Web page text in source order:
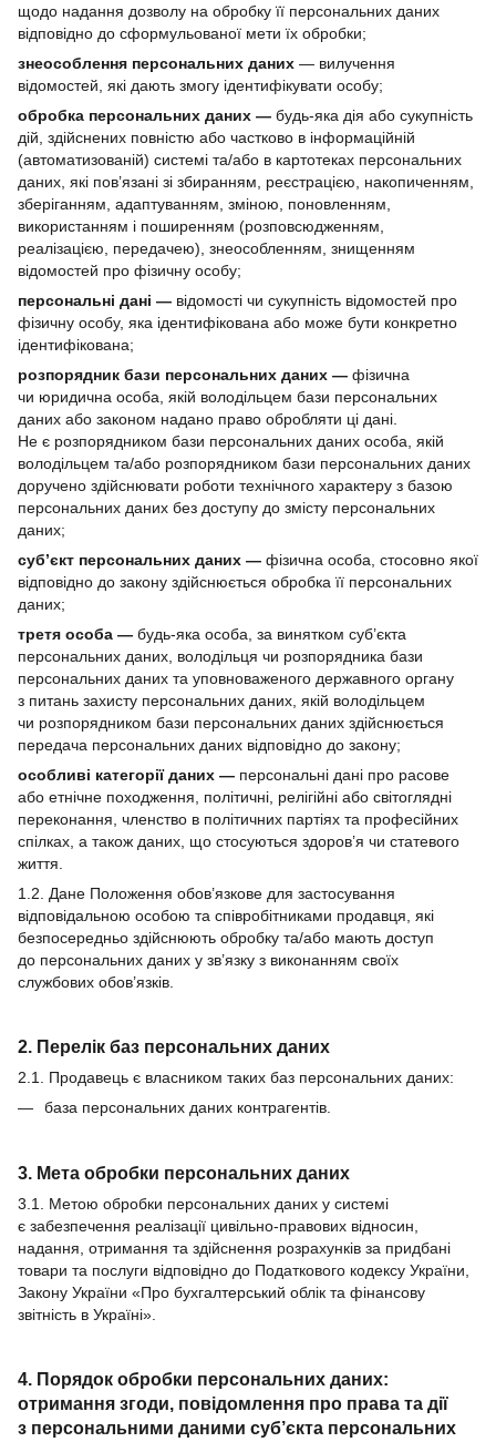
щодо надання дозволу на обробку її персональних даних
відповідно до сформульованої мети їх обробки;
знеособлення персональних даних — вилучення
відомостей, які дають змогу ідентифікувати особу;
обробка персональних даних — будь-яка дія або сукупність
дій, здійснених повністю або частково в інформаційній
(автоматизованій) системі та/або в картотеках персональних
даних, які пов’язані зі збиранням, реєстрацією, накопиченням,
зберіганням, адаптуванням, зміною, поновленням,
використанням і поширенням (розповсюдженням,
реалізацією, передачею), знеособленням, знищенням
відомостей про фізичну особу;
персональні дані — відомості чи сукупність відомостей про
фізичну особу, яка ідентифікована або може бути конкретно
ідентифікована;
розпорядник бази персональних даних — фізична
чи юридична особа, якій володільцем бази персональних
даних або законом надано право обробляти ці дані.
Не є розпорядником бази персональних даних особа, якій
володільцем та/або розпорядником бази персональних даних
доручено здійснювати роботи технічного характеру з базою
персональних даних без доступу до змісту персональних
даних;
суб’єкт персональних даних — фізична особа, стосовно якої
відповідно до закону здійснюється обробка її персональних
даних;
третя особа — будь-яка особа, за винятком суб’єкта
персональних даних, володільця чи розпорядника бази
персональних даних та уповноваженого державного органу
з питань захисту персональних даних, якій володільцем
чи розпорядником бази персональних даних здійснюється
передача персональних даних відповідно до закону;
особливі категорії даних — персональні дані про расове
або етнічне походження, політичні, релігійні або світоглядні
переконання, членство в політичних партіях та професійних
спілках, а також даних, що стосуються здоров’я чи статевого
життя.
1.2. Дане Положення обов’язкове для застосування
відповідальною особою та співробітниками продавця, які
безпосередньо здійснюють обробку та/або мають доступ
до персональних даних у зв’язку з виконанням своїх
службових обов’язків.
2. Перелік баз персональних даних
2.1. Продавець є власником таких баз персональних даних:
база персональних даних контрагентів.
3. Мета обробки персональних даних
3.1. Метою обробки персональних даних у системі
є забезпечення реалізації цивільно-правових відносин,
надання, отримання та здійснення розрахунків за придбані
товари та послуги відповідно до Податкового кодексу України,
Закону України «Про бухгалтерський облік та фінансову
звітність в Україні».
4. Порядок обробки персональних даних:
отримання згоди, повідомлення про права та дії
з персональними даними суб’єкта персональних